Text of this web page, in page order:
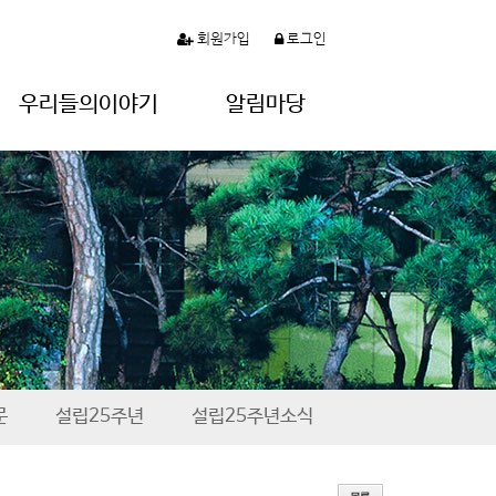
회원가입 로그인
우리들의이야기 알림마당
설립25주년 설립25주년소식